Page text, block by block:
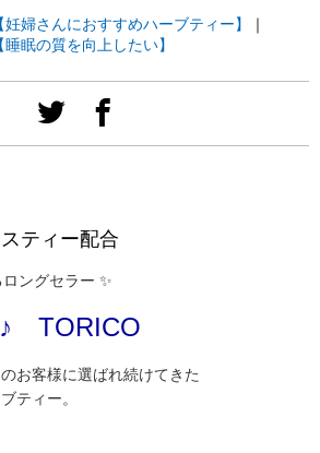
【妊婦さんにおすすめハーブティー】
｜
【睡眠の質を向上したい】
ティー配合
ングセラー ✨
TORICO
お客様に選ばれ続けてきた
ティー。